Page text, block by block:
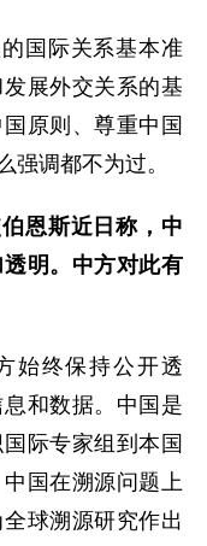
国际关系基本准
展外交关系的基
原则、尊重中国
强调都不为过。
恩斯近日称，中
明。中方对此有
始终保持公开透
和数据。中国是
际专家组到本国
国在溯源问题上
球溯源研究作出